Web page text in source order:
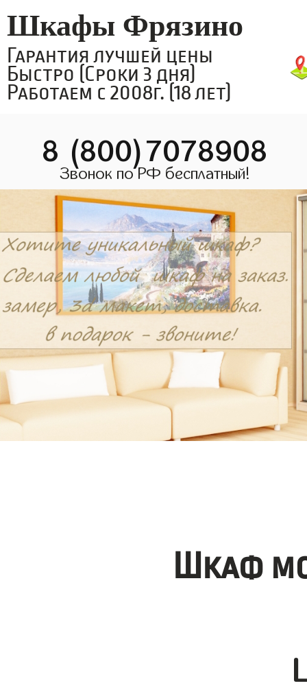
Шкафы Фрязино
Гарантия лучшей цены
Быстро (Сроки 3 дня)
Работаем с 2008г. (18 лет)
8 (800)7078908
Звонок по РФ бесплатный!
Шкаф